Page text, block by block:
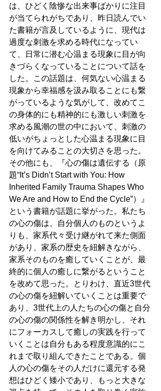
は、ひどく陰惨な出来事ばかりに注目
が当てられがちであり、昨日読んでい
た書籍が言及しているように、現代は
過度な刺激を求める時代になってい
て、日常に潜む心温まる現象に目が向
きづらくなっていることについて話を
した。この話題は、何気ない心温まる
現象から幸福感を汲み取ることにも繋
がっているような気がして、改めてこ
の身体的にも精神的にも激しい刺激を
求める風潮の世の中において、刺激の
低いがちょっとした心温まる現象に目
を向けてみることの大切さを思った。
その他にも、『心の傷は遺伝する（原
題“It’s Didn’t Start with You: How
Inherited Family Trauma Shapes Who
We Are and How to End the Cycle”）』
という書籍が話題に挙がった。私たち
の心の傷は、自分個人のものというよ
りも、家系代々受け継がれて来た側面
があり、家系の歴史を紐解きながら、
家系そのものを癒していくことが、最
終的に個人の癒しに繋がるということ
を改めて思った。とりわけ、直近3世代
の心の傷を紐解いていくことは重要で
あり、3世代上の人たちの心の傷と自分
の心の傷の関係性を解き明かし、それ
にフォーカスして癒しの実践を行って
いくことは自分もある程度意識的にこ
れまで取り組んできたことである。個
人の心の傷をその人だけに還元する発
想はひどく矮小であり、もっと大きな